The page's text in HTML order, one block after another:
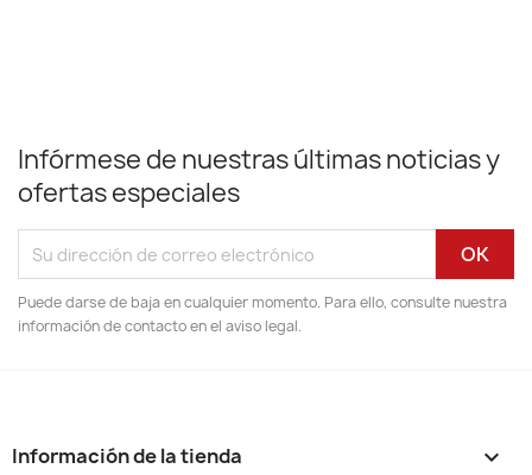
Infórmese de nuestras últimas noticias y
ofertas especiales
Puede darse de baja en cualquier momento. Para ello, consulte nuestra
información de contacto en el aviso legal.
Información de la tienda keyboard_arrow_down